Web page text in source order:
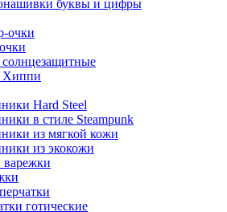
буквы и цифры
очки
Хиппи
Hard Steel
в стиле Steampunk
из мягкой кожи
из экокожи
варежки
готические